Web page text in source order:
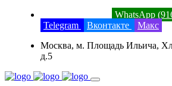
WhatsApp
Telegram
Вконтакте
Макс
Москва, м. Площадь Ильича,
д.5